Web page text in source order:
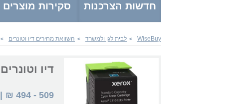
חדשות הצרכנות סקירות מוצרים
WiseBuy
> לבית לגן ולמשרד > השוואת מחירים דיו וטונרים >
דיו וטונרים Xerox 006R04361 006R04357 C זירוקס
509
-
494
₪